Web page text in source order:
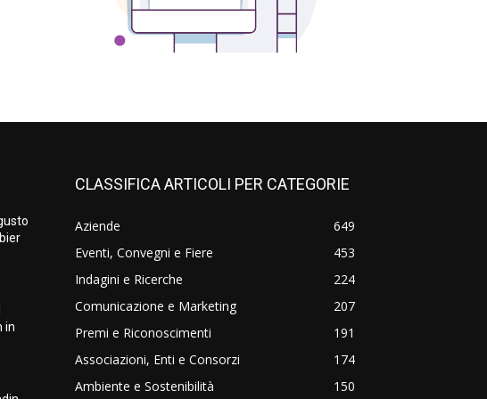
in
CLASSIFICA ARTICOLI PER CATEGORIE
Aziende
649
Eventi, Convegni e Fiere
453
Indagini e Ricerche
224
Comunicazione e Marketing
207
Premi e Riconoscimenti
191
Associazioni, Enti e Consorzi
174
Ambiente e Sostenibilità
150